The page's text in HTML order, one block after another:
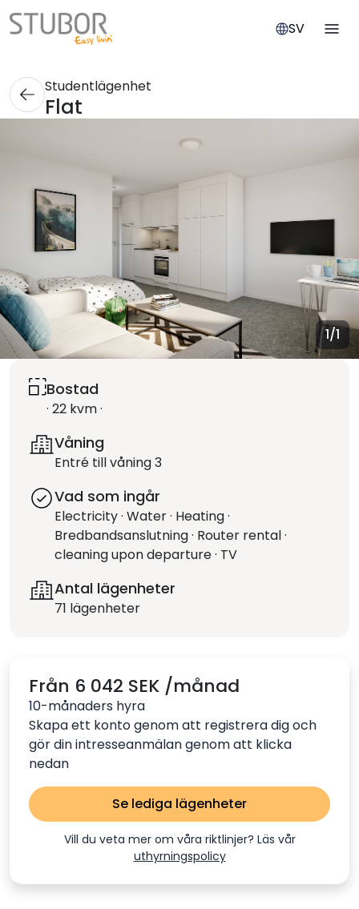
SV
Studentlägenhet
Flat
1/1
Bostad
· 22 kvm ·
Våning
Entré till våning 3
Vad som ingår
Electricity · Water · Heating ·
Bredbandsanslutning · Router rental ·
cleaning upon departure · TV
Antal lägenheter
71 lägenheter
Från 6 042 SEK /månad
10-månaders hyra
Skapa ett konto genom att registrera dig och
gör din intresseanmälan genom att klicka
nedan
Se lediga lägenheter
Vill du veta mer om våra riktlinjer? Läs vår
uthyrningspolicy